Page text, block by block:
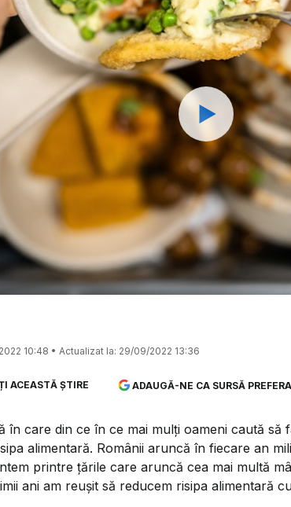
Watch
10:48 • Actualizat la: 29/09/2022 13:36
ACEASTĂ ȘTIRE ADAUGĂ-NE CA SURSĂ
în care din ce în ce mai mulți oameni caută să
alimentară. Românii aruncă în fiecare an
printre țările care aruncă cea mai multă
ani am reușit să reducem risipa alimentară